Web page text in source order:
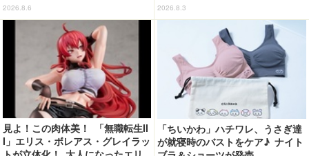
ル・五飛の声がする…！ 新規録
り下ろしボイス搭載のワイヤレス
イヤホンが登場
2026.8.6
年記念でハンドバッグや財布など
全6種が登場
2026.8.3
見よ！この肉体美！ 「無職転生II
I」エリス・ボレアス・グレイラッ
トが立体化！ 大人になったエリ
「ちいかわ」ハチワレ、うさぎ達
が就寝時のバストをケア♪ ナイト